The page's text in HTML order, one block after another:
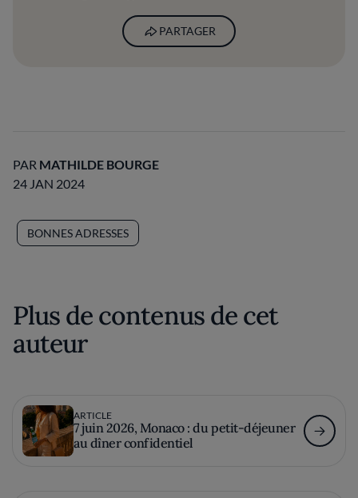
PARTAGER
PAR MATHILDE BOURGE
24 JAN 2024
BONNES ADRESSES
Plus de contenus de cet
auteur
ARTICLE
7 juin 2026, Monaco : du petit-déjeuner
au dîner confidentiel